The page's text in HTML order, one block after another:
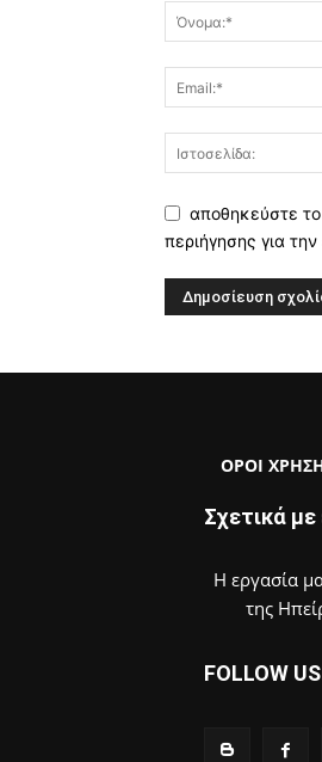
αποθηκεύστε
περιήγησης για
ΟΡΟΙ
Σχετικά
Η εργασία
της
FOLLOW US